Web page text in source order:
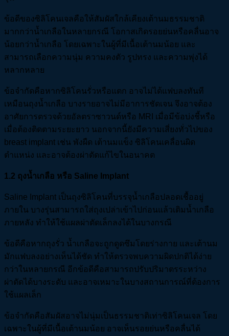
ข้อดีของซิลิโคนเจลคือให้สัมผัสใกล้เคียงเต้านมธรรมชาติ
มากกว่าน้ำเกลือในหลายกรณี โอกาสเกิดรอยย่นหรือคลื่นอาจ
น้อยกว่าน้ำเกลือ โดยเฉพาะในผู้ที่มีเนื้อเต้านมน้อย และ
สามารถเลือกความนุ่ม ความคงตัว รูปทรง และความพุ่งได้
หลากหลาย
ข้อจำกัดคือหากซิลิโคนรั่วหรือแตก อาจไม่ได้แฟบลงทันที
เหมือนถุงน้ำเกลือ บางรายอาจไม่มีอาการชัดเจน จึงอาจต้อง
อาศัยการตรวจด้วยอัลตราซาวนด์หรือ MRI เมื่อมีข้อบ่งชี้หรือ
เมื่อต้องติดตามระยะยาว นอกจากนี้ยังมีความเสี่ยงทั่วไปของ
breast implant เช่น พังผืด เต้านมแข็ง ซิลิโคนเคลื่อนผิด
ตำแหน่ง และอาจต้องผ่าตัดแก้ไขในอนาคต
1.2 ถุงน้ำเกลือ หรือ Saline Implant
Saline Implant เป็นถุงซิลิโคนที่บรรจุน้ำเกลือปลอดเชื้ออยู่
ภายใน บางรุ่นสามารถใส่ถุงเปล่าเข้าไปก่อนแล้วเติมน้ำเกลือ
ภายหลัง ทำให้ใช้แผลผ่าตัดเล็กลงได้ในบางกรณี
ข้อดีคือหากถุงรั่ว น้ำเกลือจะถูกดูดซึมโดยร่างกาย และเต้านม
มักแฟบลงอย่างเห็นได้ชัด ทำให้ตรวจพบความผิดปกติได้ง่าย
กว่าในหลายกรณี อีกข้อดีคือสามารถปรับปริมาตรระหว่าง
ผ่าตัดได้บางระดับ และอาจเหมาะในบางสถานการณ์ที่ต้องการ
ใช้แผลเล็ก
ข้อจำกัดคือสัมผัสอาจไม่นุ่มเป็นธรรมชาติเท่าซิลิโคนเจล โดย
เฉพาะในผู้ที่มีเนื้อเต้านมน้อย อาจเห็นรอยย่นหรือคลื่นได้